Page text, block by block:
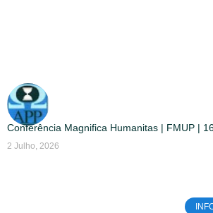
Conferência Magnifica Humanitas | FMUP |
2 Julho, 2026